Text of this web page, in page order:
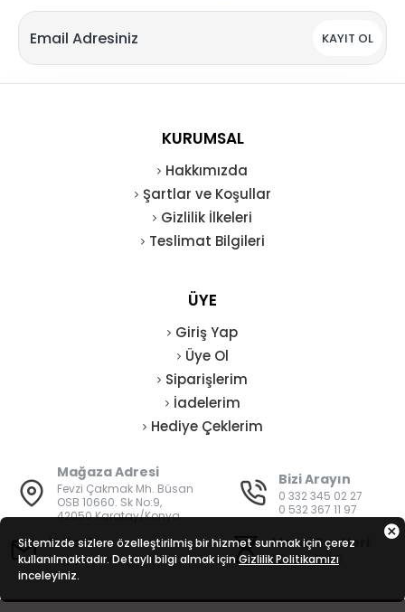
KAYIT OL
KURUMSAL
Hakkımızda
Şartlar ve Koşullar
Gizlilik İlkeleri
Teslimat Bilgileri
ÜYE
Giriş Yap
Üye Ol
Siparişlerim
İadelerim
Hediye Çeklerim
Mağaza Adresi
Fevzi Çakmak Mh. Büsan
OSB 10660. Sk No:9,
42050 Karatay/Konya
Bizi Arayın
0 332 345 02 27
0 532 367 11 97
E-Posta
bilgi@vatanisguvenligi.com
Mesai Saatleri
08:00 - 19:00
Sitemizde sizlere özelleştirilmiş bir hizmet sunmak için çerez
kullanılmaktadır. Detaylı bilgi almak için Gizlilik Politikamızı
inceleyiniz.